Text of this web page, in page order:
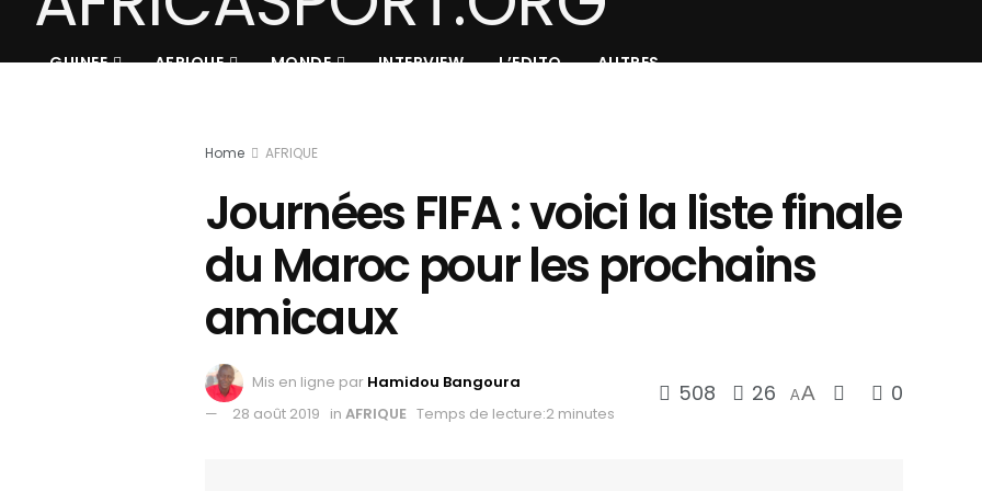
GUINEE AFRIQUE MONDE INTERVIEW L’EDITO AUTRES
Home AFRIQUE
Journées FIFA : voici la liste finale
du Maroc pour les prochains
amicaux
Mis en ligne par Hamidou Bangoura
28 août 2019 in AFRIQUE Temps de lecture:2 minutes
508 26 AA 0